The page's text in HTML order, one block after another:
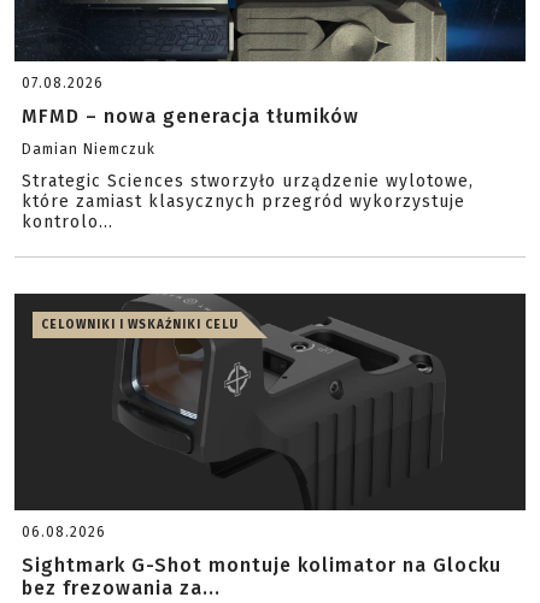
07.08.2026
MFMD – nowa generacja tłumików
Damian Niemczuk
Strategic Sciences stworzyło urządzenie wylotowe,
które zamiast klasycznych przegród wykorzystuje
kontrolo...
CELOWNIKI I WSKAŹNIKI CELU
06.08.2026
Sightmark G-Shot montuje kolimator na Glocku
bez frezowania za...